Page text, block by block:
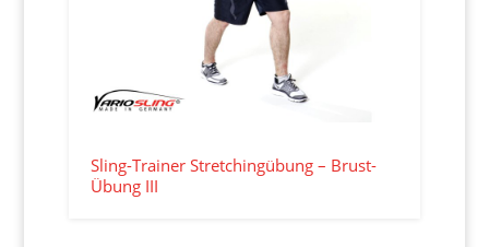
Sling-Trainer Stretchingübung – Brust-
Übung III